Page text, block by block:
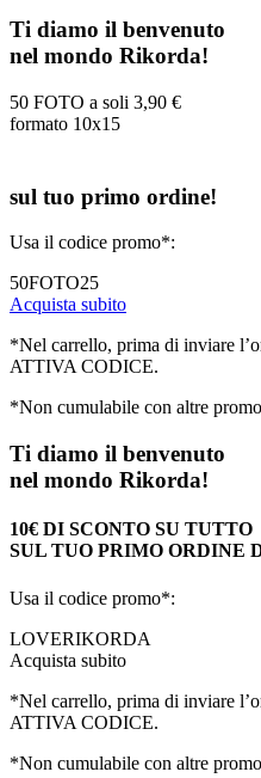
Ti diamo il benvenuto
nel mondo Rikorda!
50 FOTO a soli 3,90 €
formato 10x15
sul tuo primo ordine!
Usa il codice promo*:
50FOTO25
Acquista subito
*Nel carrello, prima di inviare
ATTIVA CODICE.
*Non cumulabile con altre
Ti diamo il benvenuto
nel mondo Rikorda!
10€ DI SCONTO SU TUTTO
SUL TUO PRIMO ORDINE
Usa il codice promo*:
LOVERIKORDA
Acquista subito
*Nel carrello, prima di inviare
ATTIVA CODICE.
*Non cumulabile con altre